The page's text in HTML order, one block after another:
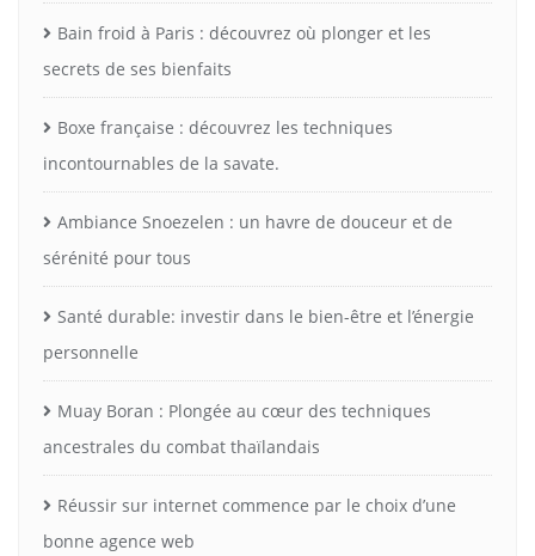
Bain froid à Paris : découvrez où plonger et les
secrets de ses bienfaits
Boxe française : découvrez les techniques
incontournables de la savate.
Ambiance Snoezelen : un havre de douceur et de
sérénité pour tous
Santé durable: investir dans le bien-être et l’énergie
personnelle
Muay Boran : Plongée au cœur des techniques
ancestrales du combat thaïlandais
Réussir sur internet commence par le choix d’une
bonne agence web